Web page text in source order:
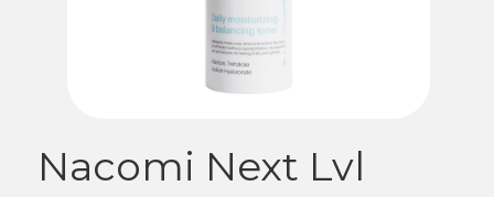
Nacomi Next Lvl